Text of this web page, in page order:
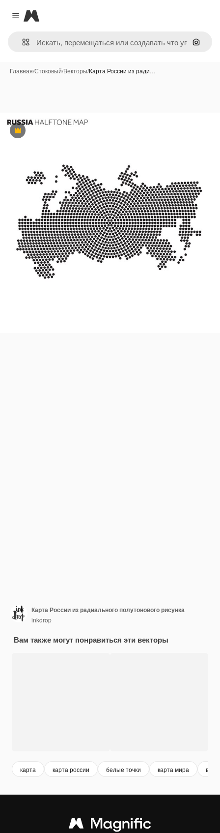
Close menu
Magnific
Поиск
Главная/Стоковый/Векторы/Карта России из ради…
Премиум
Карта России из радиального полутонового рисунка
inkdrop
Вам также могут понравиться эти векторы
карта карта россии белые точки карта мира